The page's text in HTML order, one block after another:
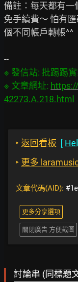
備註：每天都有一
免手續費～ 怕有
個不同帳戶轉帳^^
※ 發信站: 批踢踢
※ 文章網址:
42273.A.218.html
‣ 返回看板 [
‣ 更多
文章代碼(AID):
更多分享選項
關閉廣告 方便截圖
討論串 (同標題